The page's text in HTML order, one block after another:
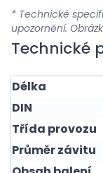
* Technické
upozornění.
Technické
Délka
DIN
Třída provozu
Průměr závitu